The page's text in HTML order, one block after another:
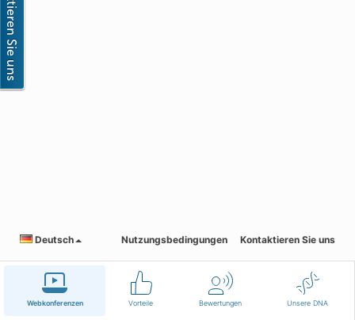
Webkonferenzen Vorteile Bewertungen Unsere DNA
Deutsch Nutzungsbedingungen Kontaktieren Sie uns